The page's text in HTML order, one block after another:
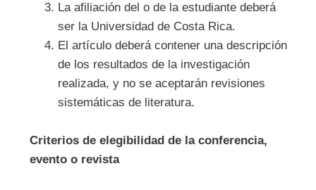
La afiliación del o de la estudiante deberá
ser la Universidad de Costa Rica.
El artículo deberá contener una descripción
de los resultados de la investigación
realizada, y no se aceptarán revisiones
sistemáticas de literatura.
Criterios de elegibilidad de la conferencia,
evento o revista